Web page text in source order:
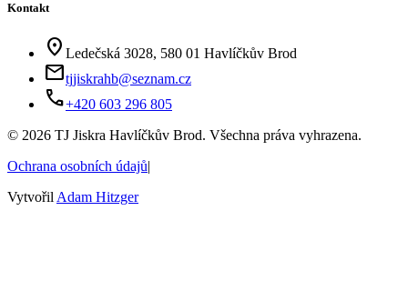
Kontakt
location_on Ledečská 3028, 580 01 Havlíčkův Brod
mailtjjiskrahb@seznam.cz
phone+420 603 296 805
© 2026 TJ Jiskra Havlíčkův Brod. Všechna práva vyhrazena.
Ochrana osobních údajů|
Vytvořil Adam Hitzger